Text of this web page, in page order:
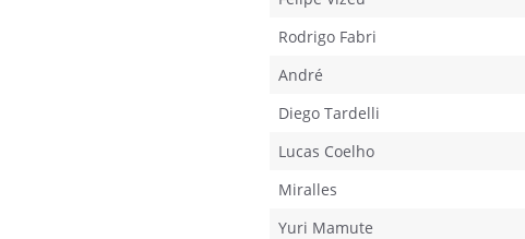
Rodrigo Fabri
André
Diego Tardelli
Lucas Coelho
Miralles
Yuri Mamute